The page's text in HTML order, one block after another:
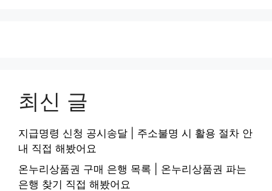
최신 글
지급명령 신청 공시송달 | 주소불명 시 활용 절차 안
내 직접 해봤어요
온누리상품권 구매 은행 목록 | 온누리상품권 파는
은행 찾기 직접 해봤어요